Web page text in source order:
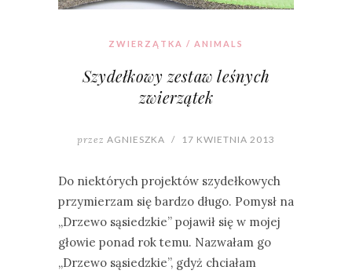
ZWIERZĄTKA / ANIMALS
Szydełkowy zestaw leśnych
zwierzątek
przez AGNIESZKA / 17 KWIETNIA 2013
Do niektórych projektów szydełkowych
przymierzam się bardzo długo. Pomysł na
„Drzewo sąsiedzkie” pojawił się w mojej
głowie ponad rok temu. Nazwałam go
„Drzewo sąsiedzkie”, gdyż chciałam